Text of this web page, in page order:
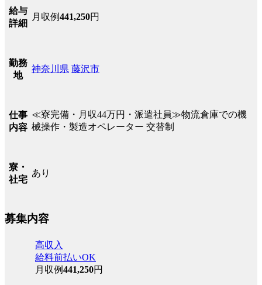
給与
詳細
月収例441,250円
勤務
地
神奈川県 藤沢市
仕事
内容
≪寮完備・月収44万円・派遣社員≫物流倉庫での機
械操作・製造オペレーター 交替制
寮・
社宅
あり
募集内容
高収入
給料前払いOK
月収例441,250円